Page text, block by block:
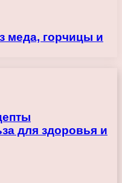
меда, горчицы и
для здоровья и